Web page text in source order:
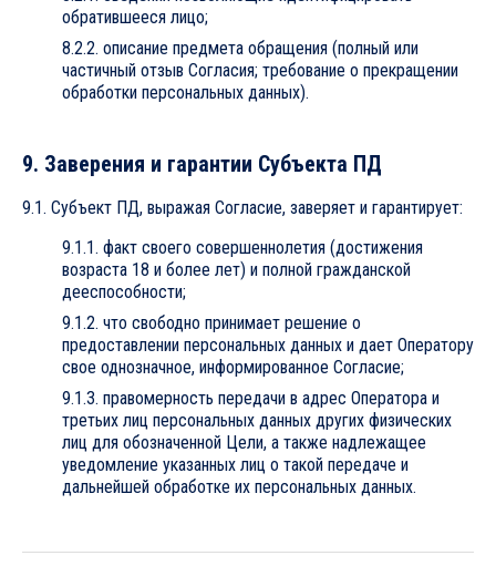
обратившееся лицо;
8.2.2. описание предмета обращения (полный или
частичный отзыв Согласия; требование о прекращении
обработки персональных данных).
9. Заверения и гарантии Субъекта ПД
9.1. Субъект ПД, выражая Согласие, заверяет и гарантирует:
9.1.1. факт своего совершеннолетия (достижения
возраста 18 и более лет) и полной гражданской
дееспособности;
9.1.2. что свободно принимает решение о
предоставлении персональных данных и дает Оператору
свое однозначное, информированное Согласие;
9.1.3. правомерность передачи в адрес Оператора и
третьих лиц персональных данных других физических
лиц для обозначенной Цели, а также надлежащее
уведомление указанных лиц о такой передаче и
дальнейшей обработке их персональных данных.